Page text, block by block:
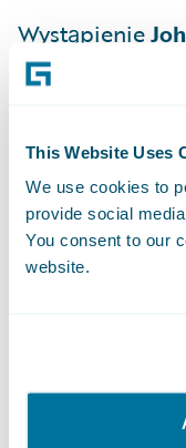
This Website Uses
We use cookies to
provide social
You consent to our
website.
Wystąpienie
Dyrektora
moderował
w realizacji
Wystąpienie
Berkley One,
sposób
produktów i
usług, dzięki